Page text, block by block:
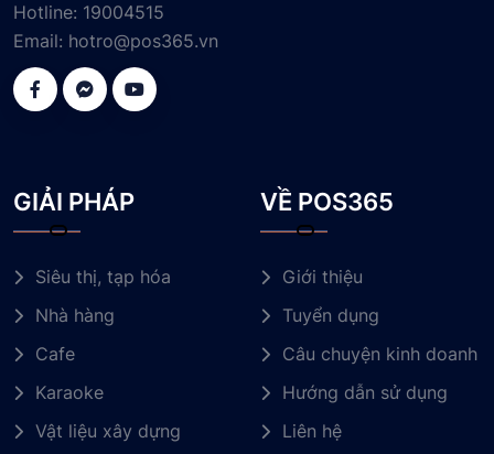
Hotline: 19004515
Email: hotro@pos365.vn
GIẢI PHÁP
Siêu thị, tạp hóa
Nhà hàng
Cafe
Karaoke
Vật liệu xây dựng
VỀ POS365
Giới thiệu
Tuyển dụng
Câu chuyện kinh doanh
Hướng dẫn sử dụng
Liên hệ